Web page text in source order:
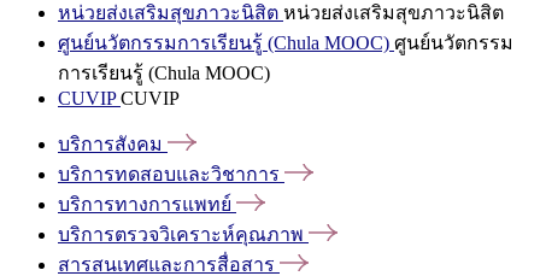
หน่วยส่งเสริมสุขภาวะนิสิต หน่วยส่งเสริมสุขภาวะนิสิต
ศูนย์นวัตกรรมการเรียนรู้ (Chula MOOC) ศูนย์นวัตกรรม
การเรียนรู้ (Chula MOOC)
CUVIPCUVIP
บริการสังคม
บริการทดสอบและวิชาการ
บริการทางการแพทย์
บริการตรวจวิเคราะห์คุณภาพ
สารสนเทศและการสื่อสาร